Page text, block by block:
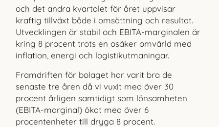
och det andra kvartalet för året uppvisar
kraftig tillväxt både i omsättning och resultat.
Utvecklingen är stabil och EBITA-marginalen är
kring 8 procent trots en osäker omvärld med
inflation, energi och logistikutmaningar.
Framdriften för bolaget har varit bra de
senaste tre åren då vi vuxit med över 30
procent årligen samtidigt som lönsamheten
(EBITA-marginal) ökat med över 6
procentenheter till dryga 8 procent.